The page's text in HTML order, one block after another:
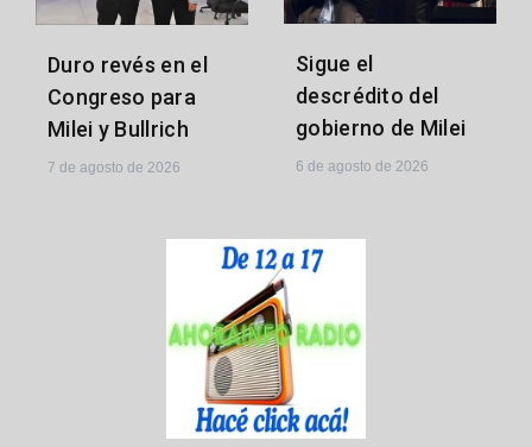
Duro revés en el
Congreso para
Milei y Bullrich
7 de agosto de 2026
Sigue el
descrédito del
gobierno de Milei
6 de agosto de 2026